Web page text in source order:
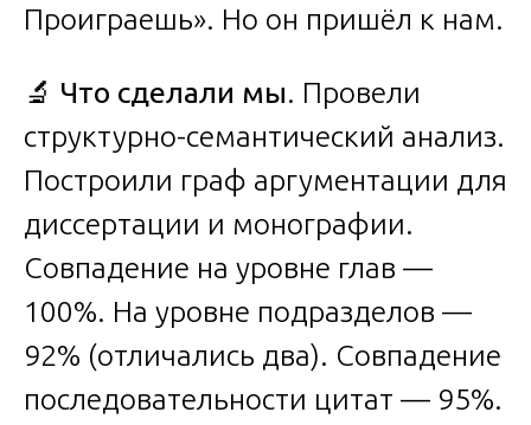
Проиграешь». Но он пришёл к нам.
🔬 Что сделали мы. Провели
структурно-семантический анализ.
Построили граф аргументации для
диссертации и монографии.
Совпадение на уровне глав —
100%. На уровне подразделов —
92% (отличались два). Совпадение
последовательности цитат — 95%.